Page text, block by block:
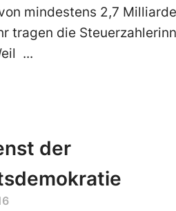
mindestens 2,7
tragen die
der